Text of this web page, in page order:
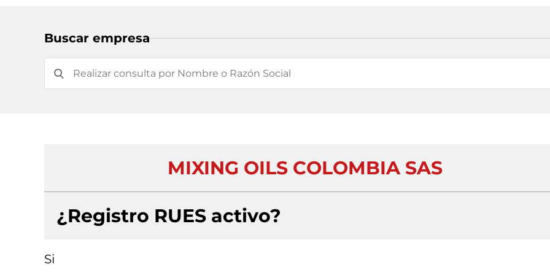
Buscar empresa
MIXING OILS COLOMBIA SAS
¿Registro RUES activo?
Si